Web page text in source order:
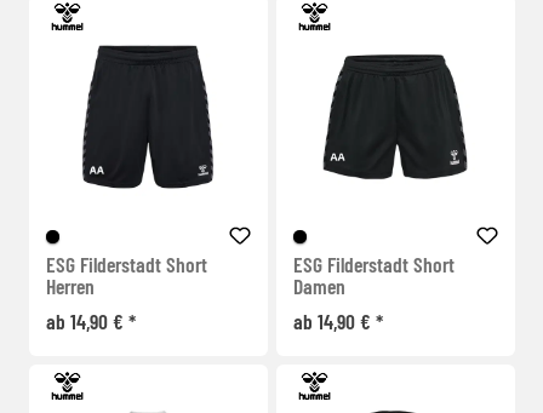
ESG Filderstadt Short
Herren
ab 14,90 € *
ESG Filderstadt Short
Damen
ab 14,90 € *